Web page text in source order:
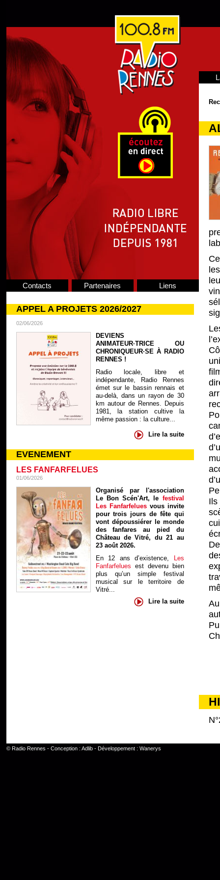
Contacts Partenaires Liens
APPEL A PROJETS 2026/2027
02/06/2026
DEVIENS
ANIMATEUR·TRICE OU
CHRONIQUEUR·SE À RADIO
RENNES !
Radio locale, libre et
indépendante, Radio Rennes
émet sur le bassin rennais et
au-delà, dans un rayon de 30
km autour de Rennes. Depuis
1981, la station cultive la
même passion : la culture...
Lire la suite
EVENEMENT
LES FANFARFELUES
01/06/2026
Organisé par l'association
Le Bon Scén'Art, le festival
Les Fanfarfelues vous invite
pour trois jours de fête qui
vont dépoussiérer le monde
des fanfares au pied du
Château de Vitré, du 21 au
23 août 2026.
En 12 ans d’existence, Les
Fanfarfelues est devenu bien
plus qu’un simple festival
musical sur le territoire de
Vitré...
Lire la suite
Ils
© Radio Rennes - Conception : Adlib- Développement : Wanerys